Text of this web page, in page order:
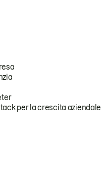
per la crescita aziendale